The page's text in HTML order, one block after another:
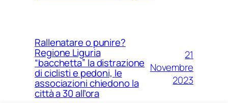
Rallenatare o punire?
Regione Liguria
“bacchetta” la distrazione
di ciclisti e pedoni, le
associazioni chiedono la
città a 30 all’ora
21
Novembre
2023